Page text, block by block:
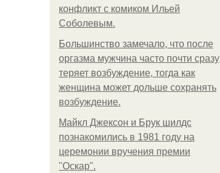
конфликт с комиком Ильей
Соболевым.
Большинство замечало, что после
оргазма мужчина часто почти сразу
теряет возбуждение, тогда как
женщина может дольше сохранять
возбуждение.
Майкл Джексон и Брук шилдс
познакомились в 1981 году на
церемонии вручения премии
"Оскар".